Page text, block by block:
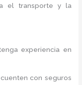
el transporte y la
experiencia en
con seguros